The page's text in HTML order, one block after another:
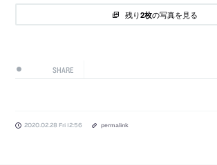
残り2枚の写真を見る
SHARE
2020.02.28 Fri 12:56 permalink